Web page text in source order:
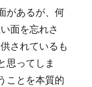
があるが、何
面を忘れさ
されているも
思ってしま
ことを本質的